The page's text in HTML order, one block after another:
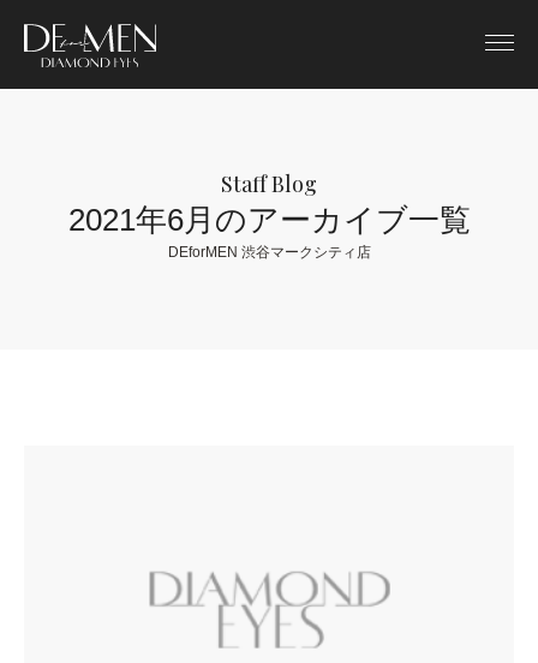
Staff Blog
2021年6月のアーカイブ一覧
DEforMEN 渋谷マークシティ店